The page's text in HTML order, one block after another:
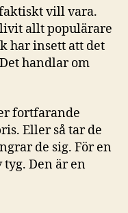
vill vara.
allt populärare
har insett att det
handlar om
fortfarande
Eller så tar de
de sig. För en
Den är en